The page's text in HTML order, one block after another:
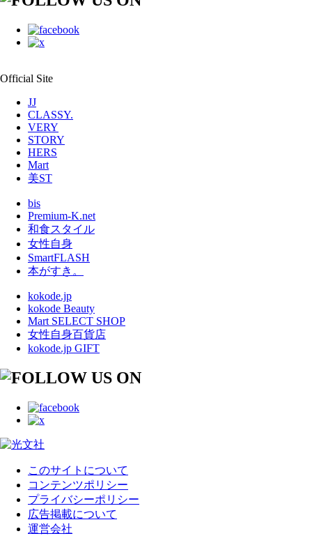
Official Site
JJ
CLASSY.
VERY
STORY
HERS
Mart
美ST
bis
Premium-K.net
和食スタイル
女性自身
SmartFLASH
本がすき。
kokode.jp
kokode Beauty
Mart SELECT SHOP
女性自身百貨店
kokode.jp GIFT
このサイトについて
コンテンツポリシー
プライバシーポリシー
広告掲載について
運営会社